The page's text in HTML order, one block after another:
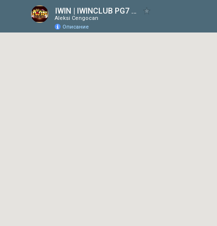
IWIN | IWINCLUB PG7 Sòng Bạc Thượng Lưu Tải Ngay Iwin Club IOS/Android 2026
Aleksi Cengocan
Описание